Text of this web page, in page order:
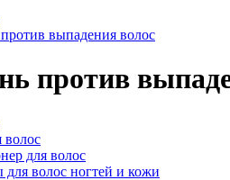
выпадения волос
против
волос
для волос
волос ногтей и кожи